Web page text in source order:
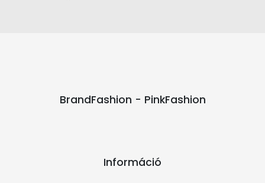
BrandFashion - PinkFashion
Információ